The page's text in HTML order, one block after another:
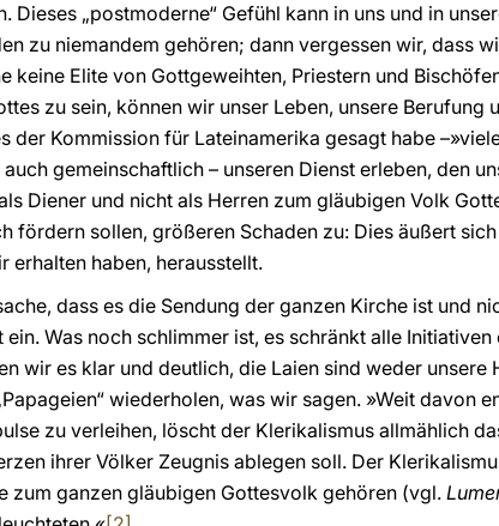
Dieses „postmoderne“ Gefühl kann in uns und in
zu niemandem gehören; dann vergessen wir, dass
Elite von Gottgeweihten, Priestern und
zu sein, können wir unser Leben, unsere Berufung
der Kommission für Lateinamerika gesagt habe
gemeinschaftlich – unseren Dienst erleben, den
Diener und nicht als Herren zum gläubigen Volk
fördern sollen, größeren Schaden zu: Dies äußert
erhalten haben, herausstellt.
dass es die Sendung der ganzen Kirche ist und
Was noch schlimmer ist, es schränkt alle
wir es klar und deutlich, die Laien sind weder unsere
wiederholen, was wir sagen. »Weit davon
zu verleihen, löscht der Klerikalismus allmählich
ihrer Völker Zeugnis ablegen soll. Der
zum ganzen gläubigen Gottesvolk gehören (vgl.